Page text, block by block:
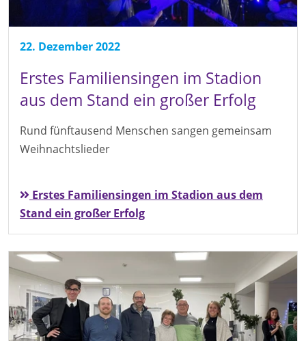
22. Dezember 2022
Erstes Familiensingen im Stadion
aus dem Stand ein großer Erfolg
Rund fünftausend Menschen sangen gemeinsam
Weihnachtslieder
Erstes Familiensingen im Stadion aus dem
Stand ein großer Erfolg